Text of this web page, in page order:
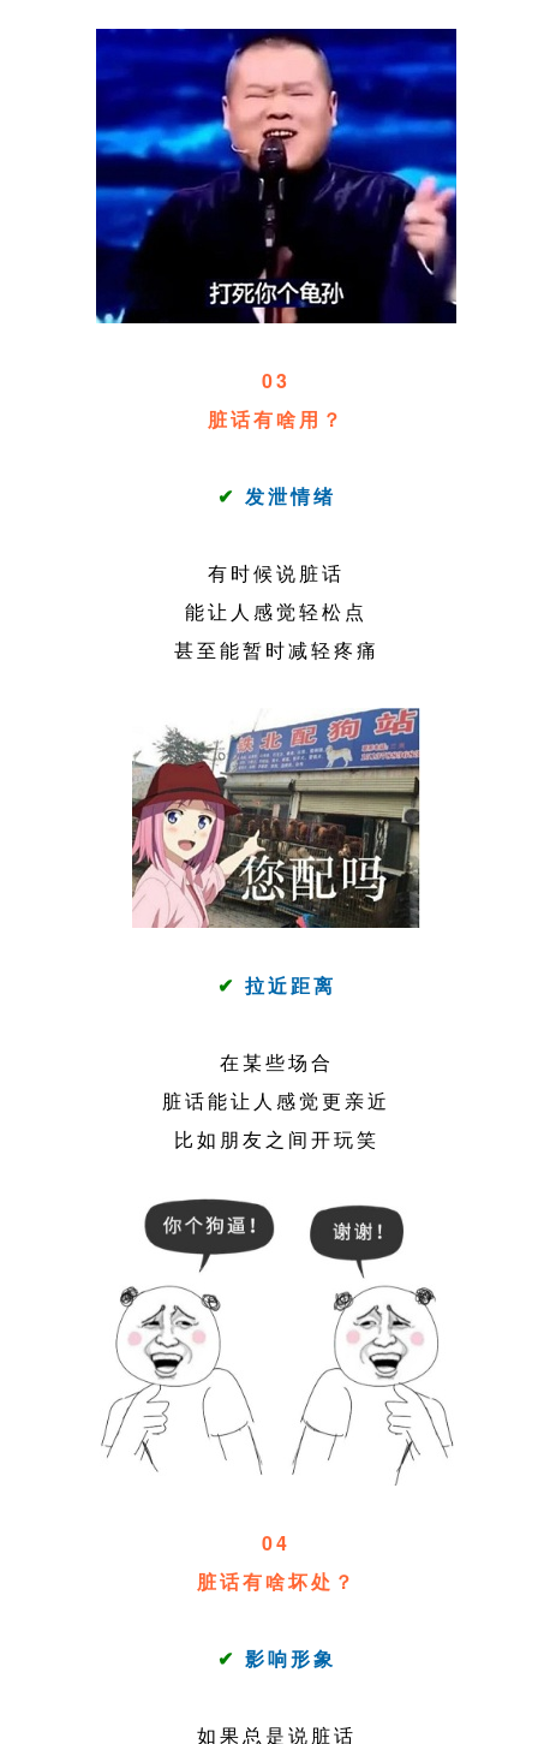
03
脏话有啥用？
✔ 发泄情绪
有时候说脏话
能让人感觉轻松点
甚至能暂时减轻疼痛
✔ 拉近距离
在某些场合
脏话能让人感觉更亲近
比如朋友之间开玩笑
04
脏话有啥坏处？
✔ 影响形象
如果总是说脏话